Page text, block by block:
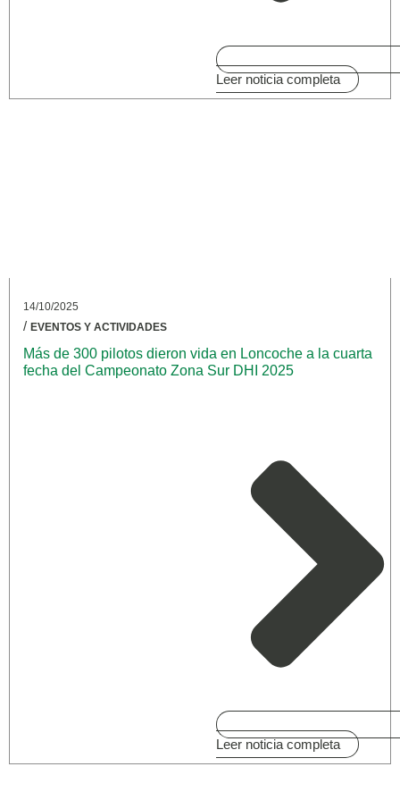
Leer noticia completa
14/10/2025
/ EVENTOS Y ACTIVIDADES
Más de 300 pilotos dieron vida en Loncoche a la cuarta
fecha del Campeonato Zona Sur DHI 2025
Leer noticia completa